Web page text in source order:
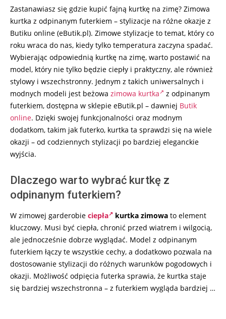
Zastanawiasz się gdzie kupić fajną kurtkę na zimę? Zimowa
kurtka z odpinanym futerkiem – stylizacje na różne okazje z
Butiku online (eButik.pl). Zimowe stylizacje to temat, który co
roku wraca do nas, kiedy tylko temperatura zaczyna spadać.
Wybierając odpowiednią kurtkę na zimę, warto postawić na
model, który nie tylko będzie ciepły i praktyczny, ale również
stylowy i wszechstronny. Jednym z takich uniwersalnych i
modnych modeli jest beżowa zimowa kurtka
z odpinanym
futerkiem, dostępna w sklepie eButik.pl – dawniej Butik
online. Dzięki swojej funkcjonalności oraz modnym
dodatkom, takim jak futerko, kurtka ta sprawdzi się na wiele
okazji – od codziennych stylizacji po bardziej eleganckie
wyjścia.
Dlaczego warto wybrać kurtkę z
odpinanym futerkiem?
W zimowej garderobie ciepła kurtka zimowa to element
kluczowy. Musi być ciepła, chronić przed wiatrem i wilgocią,
ale jednocześnie dobrze wyglądać. Model z odpinanym
futerkiem łączy te wszystkie cechy, a dodatkowo pozwala na
dostosowanie stylizacji do różnych warunków pogodowych i
okazji. Możliwość odpięcia futerka sprawia, że kurtka staje
się bardziej wszechstronna – z futerkiem wygląda bardziej …